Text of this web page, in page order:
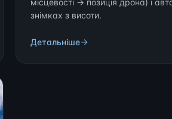
знімках з висоти.
Детальніше